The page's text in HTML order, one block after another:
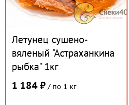
Летунец сушено-
вяленый "Астраханкина
рыбка" 1кг
1 184 ₽/ по 1 кг